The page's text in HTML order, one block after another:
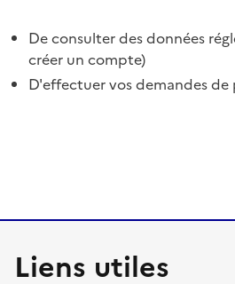
De consulter des données
créer un compte)
D'effectuer vos demandes
Liens utiles